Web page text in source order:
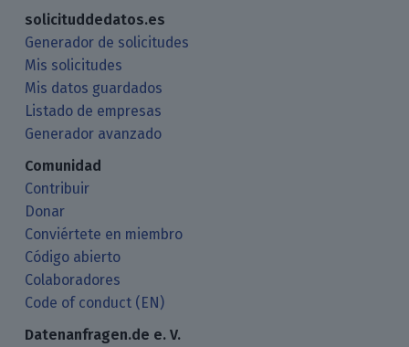
solicituddedatos.es
Generador de solicitudes
Mis solicitudes
Mis datos guardados
Listado de empresas
Generador avanzado
Comunidad
Contribuir
Donar
Conviértete en miembro
Código abierto
Colaboradores
Code of conduct (EN)
Datenanfragen.de e. V.